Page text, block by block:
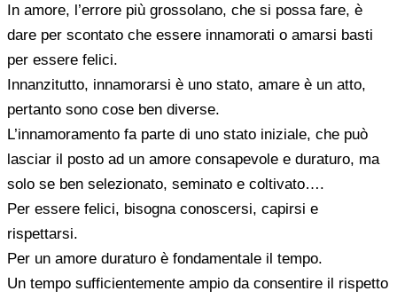
In amore, l’errore più grossolano, che si possa fare, è
dare per scontato che essere innamorati o amarsi basti
per essere felici.
Innanzitutto, innamorarsi è uno stato, amare è un atto,
pertanto sono cose ben diverse.
L’innamoramento fa parte di uno stato iniziale, che può
lasciar il posto ad un amore consapevole e duraturo, ma
solo se ben selezionato, seminato e coltivato….
Per essere felici, bisogna conoscersi, capirsi e
rispettarsi.
Per un amore duraturo è fondamentale il tempo.
Un tempo sufficientemente ampio da consentire il rispetto